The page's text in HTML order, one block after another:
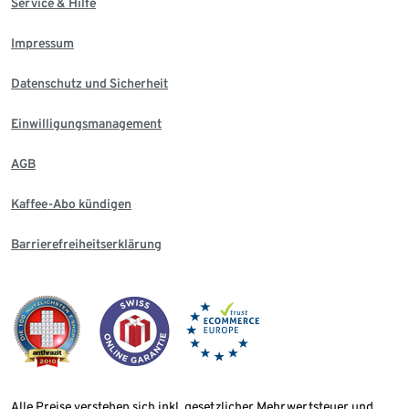
Impressum
Datenschutz und Sicherheit
Einwilligungsmanagement
AGB
Kaffee-Abo kündigen
Barrierefreiheitserklärung
Alle Preise verstehen sich inkl. gesetzlicher Mehrwertsteuer und